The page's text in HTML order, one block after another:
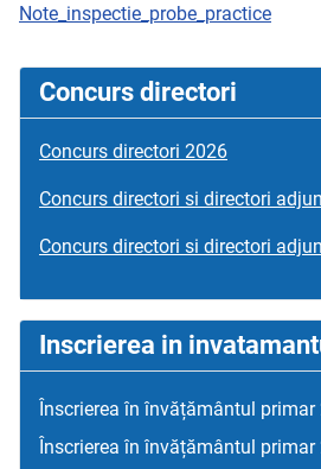
Note_inspectie_probe_practice
Concurs directori
Concurs directori 2026
Concurs directori si directori
Concurs directori si directori
Inscrierea in
Înscrierea în învățământul primar
Înscrierea în învățământul primar